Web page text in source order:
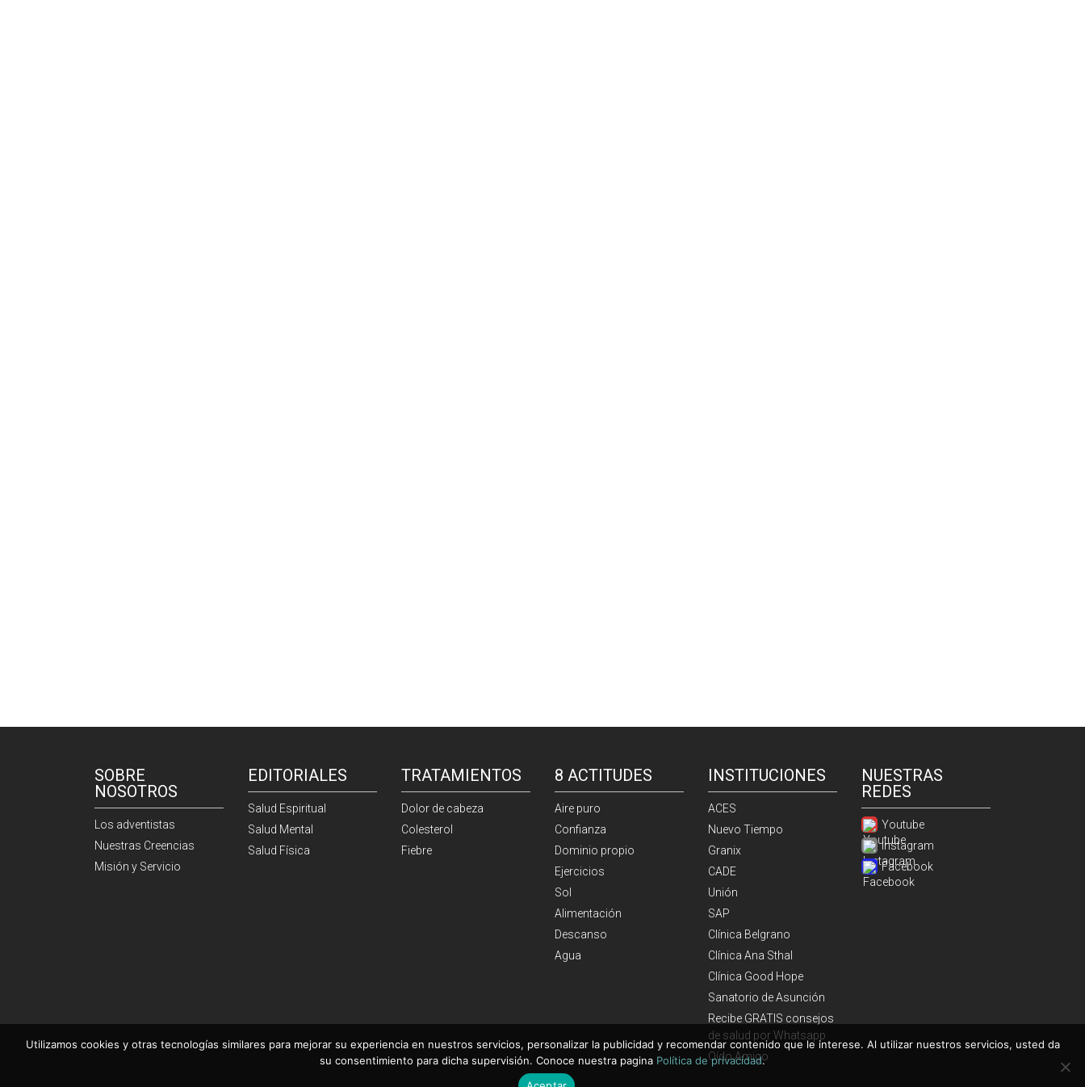
SOBRE
NOSOTROS
Los adventistas
Nuestras Creencias
Misión y Servicio
EDITORIALES
Salud Espiritual
Salud Mental
Salud Física
TRATAMIENTOS
Dolor de cabeza
Colesterol
Fiebre
8 ACTITUDES
Aire puro
Confianza
Dominio propio
Ejercicios
Sol
Alimentación
Descanso
Agua
INSTITUCIONES
ACES
Nuevo Tiempo
Granix
CADE
Unión
SAP
Clínica Belgrano
Clínica Ana Sthal
Clínica Good Hope
Sanatorio de Asunción
Recibe GRATIS consejos
de salud por Whatsapp
Oído Amigo
NUESTRAS
REDES
Youtube
Instagram
Facebook
Utilizamos cookies y otras tecnologías similares para mejorar su experiencia en nuestros servicios, personalizar la publicidad y recomendar contenido que le interese. Al utilizar nuestros servicios, usted da
su consentimiento para dicha supervisión. Conoce nuestra pagina Política de privacidad.